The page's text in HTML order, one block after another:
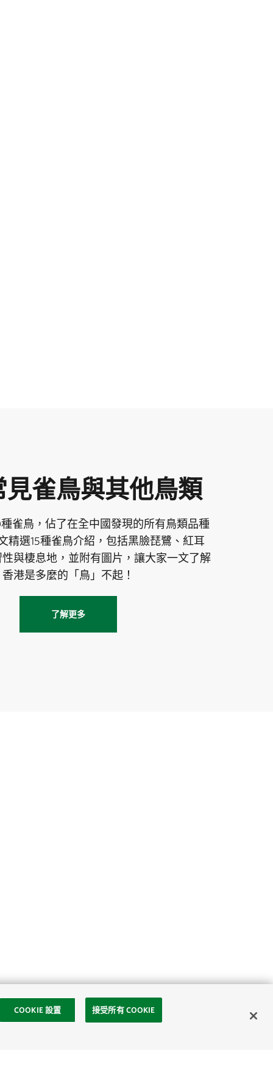
見雀鳥與其他鳥類
雀鳥，佔了在全中國發現的所有鳥類品種
精選15種雀鳥介紹，包括黑臉琵鷺、紅耳
與棲息地，並附有圖片，讓大家一文了解
香港是多麼的「鳥」不起！
了解更多
COOKIE 設置 接受所有 COOKIE